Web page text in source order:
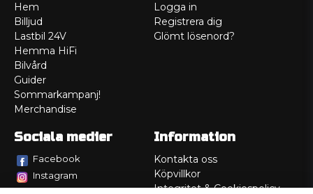
Hem
Billjud
Lastbil 24V
Hemma HiFi
Bilvård
Guider
Sommarkampanj!
Merchandise
Logga in
Registrera dig
Glömt lösenord?
Sociala medier
Facebook
Instagram
Information
Kontakta oss
Köpvillkor
Integritet & Cookiespolicy